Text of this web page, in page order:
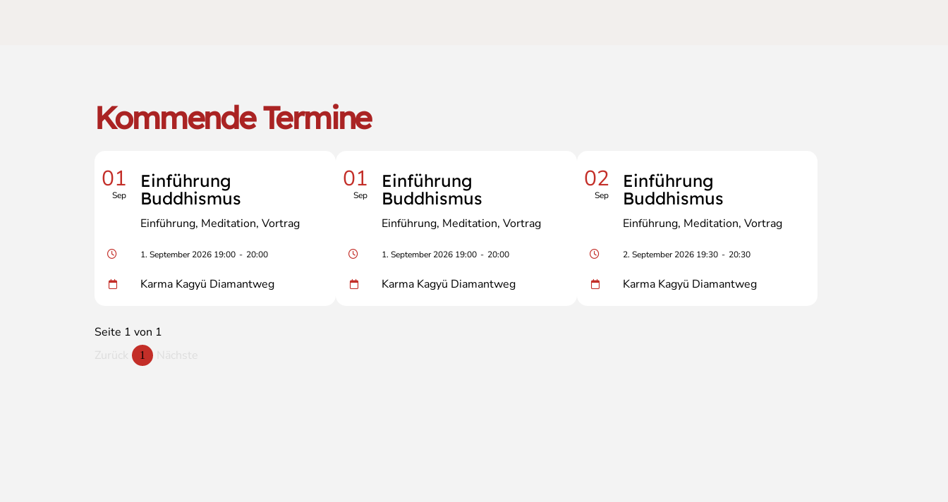
Kommende Termine
01
Sep
Einführung
Buddhismus
Einführung Meditation Vortrag
1. September 2026 19:00 - 20:00
Karma Kagyü Diamantweg
01
Sep
Einführung
Buddhismus
Einführung Meditation Vortrag
1. September 2026 19:00 - 20:00
Karma Kagyü Diamantweg
02
Sep
Einführung
Buddhismus
Einführung Meditation Vortrag
2. September 2026 19:30 - 20:30
Karma Kagyü Diamantweg
Seite 1 von 1
1